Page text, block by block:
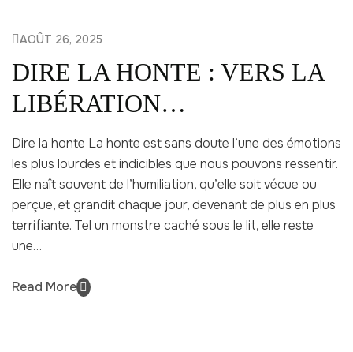
AOÛT 26, 2025
DIRE LA HONTE : VERS LA
LIBÉRATION
ÉMOTIONNELLE
Dire la honte La honte est sans doute l’une des émotions
les plus lourdes et indicibles que nous pouvons ressentir.
Elle naît souvent de l’humiliation, qu’elle soit vécue ou
perçue, et grandit chaque jour, devenant de plus en plus
terrifiante. Tel un monstre caché sous le lit, elle reste
une…
Read More